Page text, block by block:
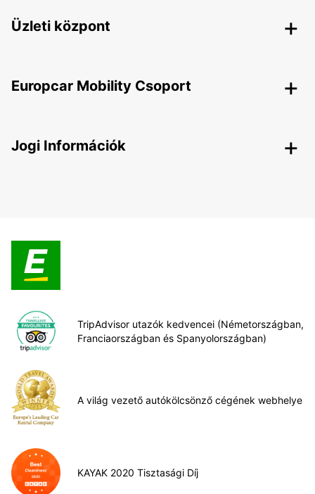
Üzleti központ
Europcar Mobility Csoport
Jogi Információk
TripAdvisor utazók kedvencei (Németországban,
Franciaországban és Spanyolországban)
A világ vezető autókölcsönző cégének webhelye
KAYAK 2020 Tisztasági Díj